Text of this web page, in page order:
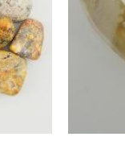
Bougie Neuvaine pour une Guérison - 17.5cm
€4.90